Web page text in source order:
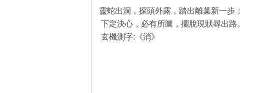
靈蛇出洞，探頭外露，踏出離巢新一步；
下定決心，必有所圖，擺脫現狀尋出路。
玄機測字:《消》